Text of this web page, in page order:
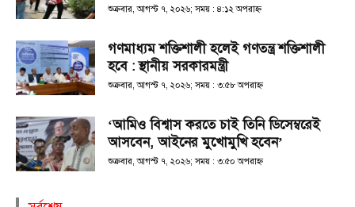
শুক্রবার, আগস্ট ৭, ২০২৬; সময় : ৪:১২ অপরাহ্ণ
গণমাধ্যম শক্তিশালী হলেই গণতন্ত্র শক্তিশালী
হবে : স্থানীয় সরকারমন্ত্রী
শুক্রবার, আগস্ট ৭, ২০২৬; সময় : ৩:৫৮ অপরাহ্ণ
‘আমিও বিশ্বাস করতে চাই তিনি ডিসেম্বরেই
আসবেন, আইনের মুখোমুখি হবেন’
শুক্রবার, আগস্ট ৭, ২০২৬; সময় : ৩:৫০ অপরাহ্ণ